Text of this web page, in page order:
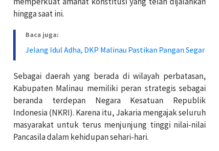
hingga saat ini.
Baca juga:
Jelang Idul Adha, DKP Malinau Pastikan Pangan Segar
Sebagai daerah yang berada di wilayah perbatasan,
Kabupaten Malinau memiliki peran strategis sebagai
beranda terdepan Negara Kesatuan Republik
Indonesia (NKRI). Karena itu, Jakaria mengajak seluruh
masyarakat untuk terus menjunjung tinggi nilai-nilai
Pancasila dalam kehidupan sehari-hari.